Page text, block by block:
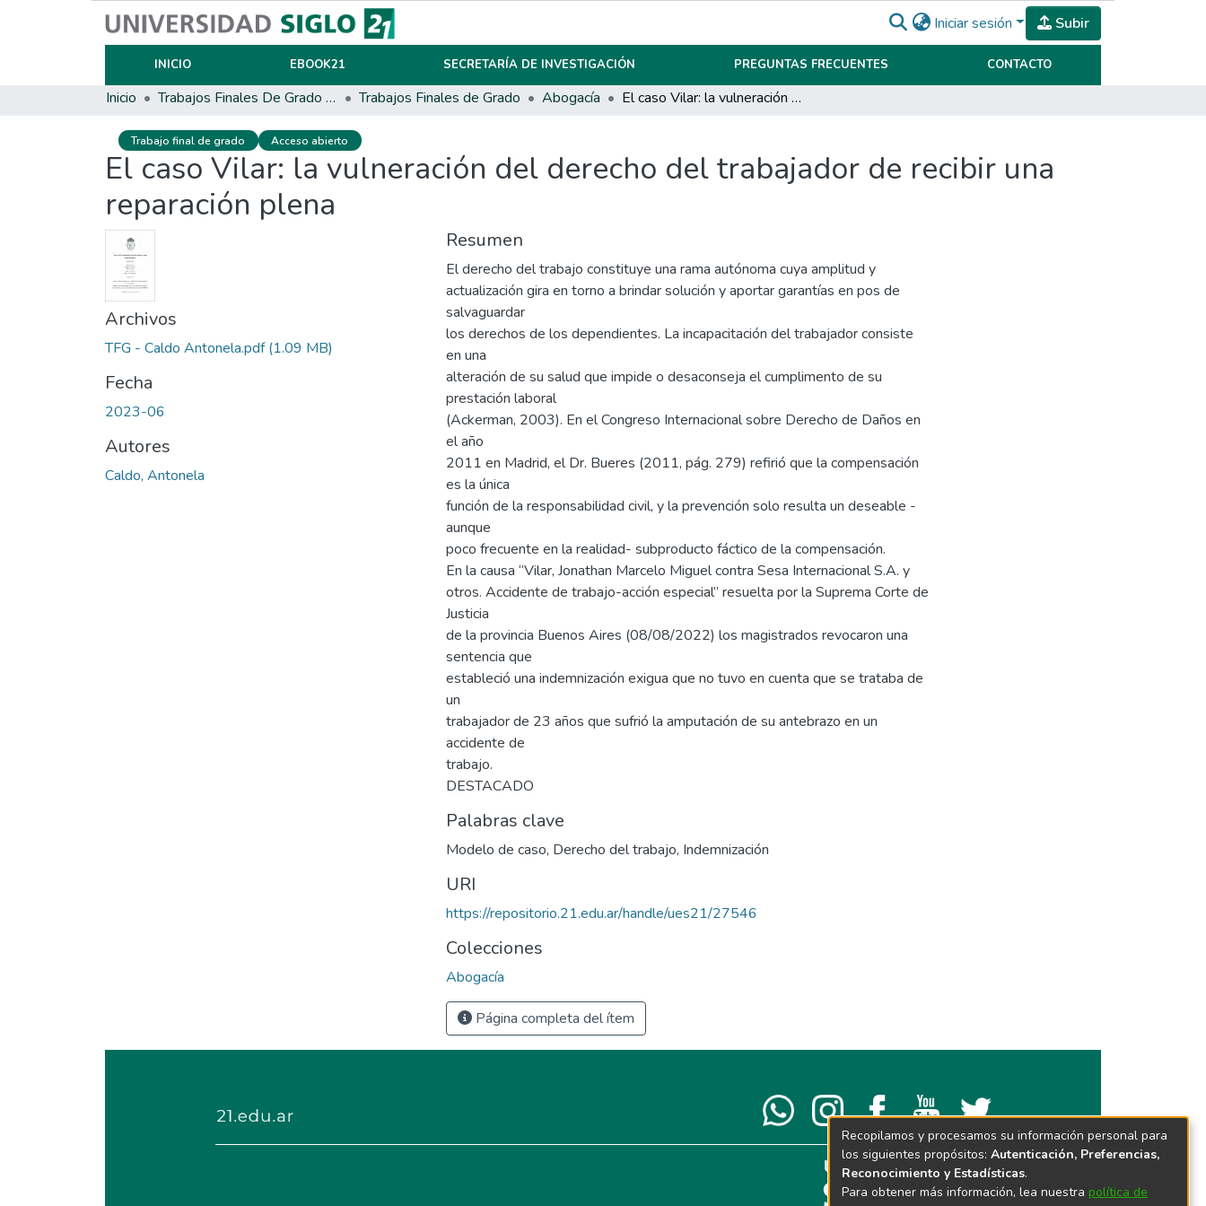
Iniciar sesión Subir
INICIO EBOOK21 SECRETARÍA DE INVESTIGACIÓN PREGUNTAS FRECUENTES CONTACTO
Inicio Trabajos Finales De Grado Y Posgrado Trabajos Finales de Grado Abogacía El caso Vilar: la vulneración del derecho del trabajador de recibir una reparación plena
Trabajo final de grado Acceso abierto
El caso Vilar: la vulneración del derecho del trabajador de recibir una
reparación plena
Archivos
TFG - Caldo Antonela.pdf(1.09 MB)
Fecha
2023-06
Autores
Caldo, Antonela
Resumen
El derecho del trabajo constituye una rama autónoma cuya amplitud y
actualización gira en torno a brindar solución y aportar garantías en pos de
salvaguardar
los derechos de los dependientes. La incapacitación del trabajador consiste
en una
alteración de su salud que impide o desaconseja el cumplimento de su
prestación laboral
(Ackerman, 2003). En el Congreso Internacional sobre Derecho de Daños en
el año
2011 en Madrid, el Dr. Bueres (2011, pág. 279) refirió que la compensación
es la única
función de la responsabilidad civil, y la prevención solo resulta un deseable -
aunque
poco frecuente en la realidad- subproducto fáctico de la compensación.
En la causa “Vilar, Jonathan Marcelo Miguel contra Sesa Internacional S.A. y
otros. Accidente de trabajo-acción especial” resuelta por la Suprema Corte de
Justicia
de la provincia Buenos Aires (08/08/2022) los magistrados revocaron una
sentencia que
estableció una indemnización exigua que no tuvo en cuenta que se trataba de
un
trabajador de 23 años que sufrió la amputación de su antebrazo en un
accidente de
trabajo.
DESTACADO
Palabras clave
Modelo de caso, Derecho del trabajo, Indemnización
URI
https://repositorio.21.edu.ar/handle/ues21/27546
Colecciones
Abogacía
Página completa del ítem
Recopilamos y procesamos su información personal para
los siguientes propósitos: Autenticación, Preferencias,
Reconocimiento y Estadísticas.
Para obtener más información, lea nuestra política de